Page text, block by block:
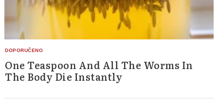
One Teaspoon And All The Worms In
The Body Die Instantly